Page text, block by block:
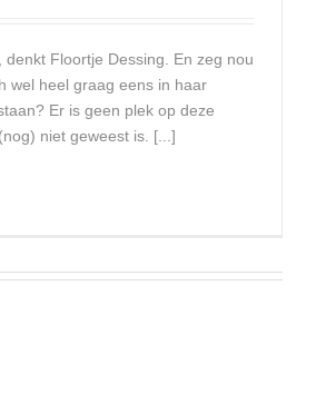
denkt Floortje Dessing. En zeg nou
wel heel graag eens in haar
Er is geen plek op deze
niet geweest is. [...]